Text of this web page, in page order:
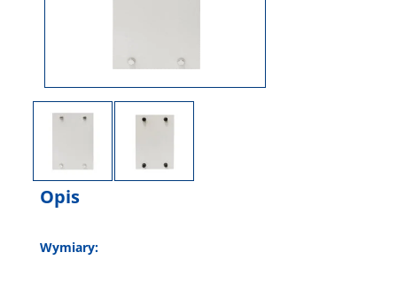
Opis
Wymiary: